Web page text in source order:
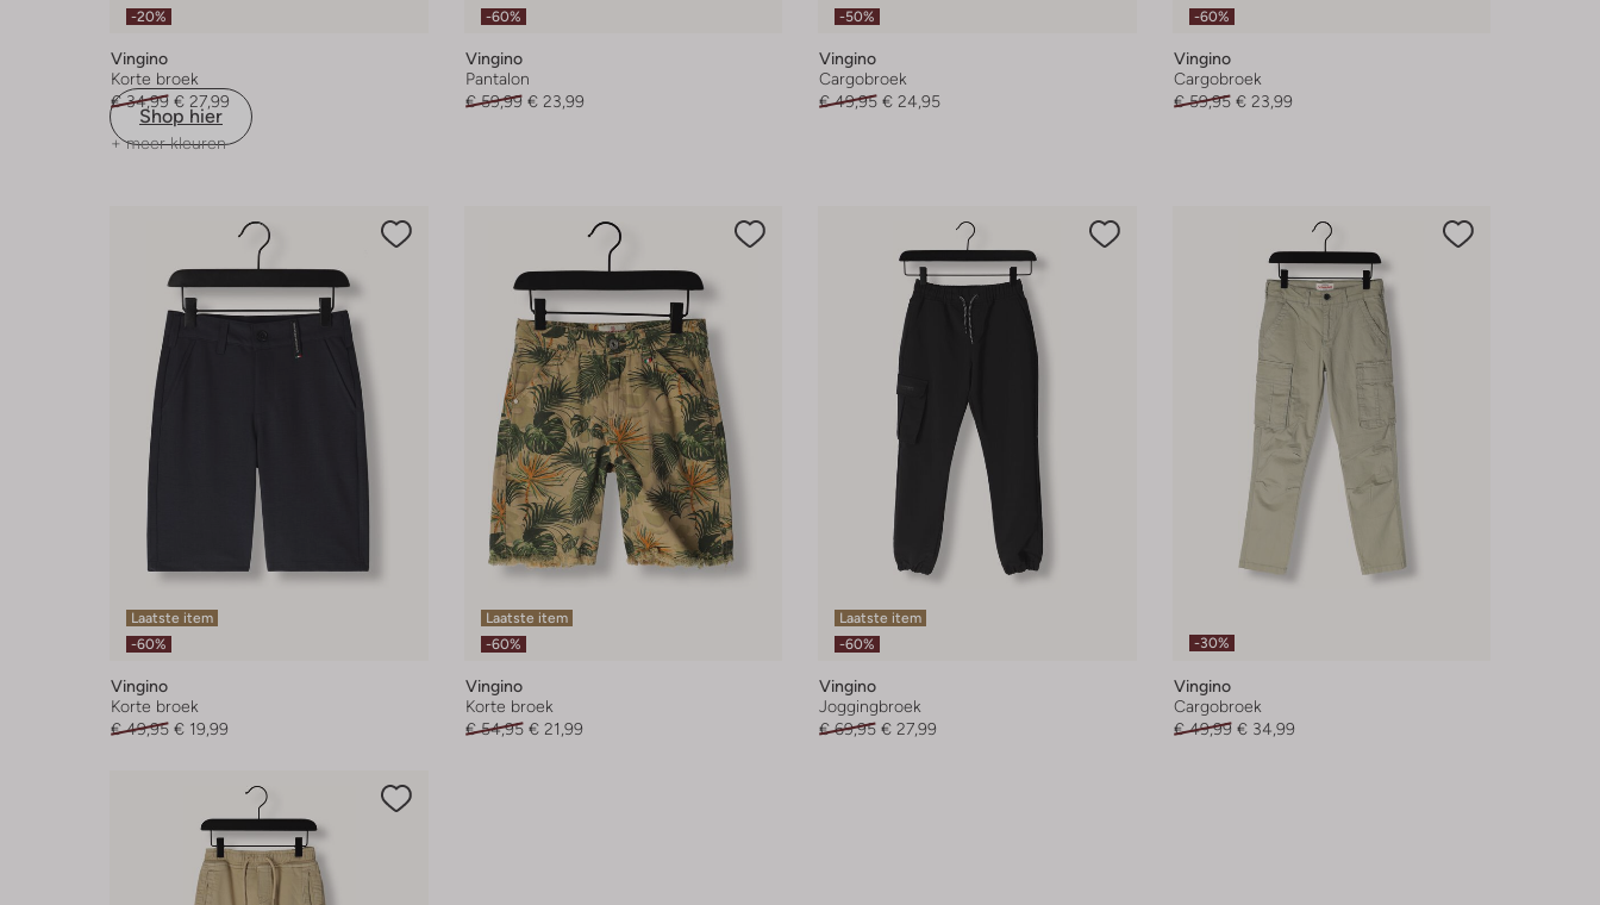
Shop hier
-20%
Vingino
Korte broek
€ 34,99 € 27,99
+ meer kleuren
-60%
Vingino
Pantalon
€ 59,99 € 23,99
-50%
Vingino
Cargobroek
€ 49,95 € 24,95
-60%
Vingino
Cargobroek
€ 59,95 € 23,99
Laatste item
-60%
Vingino
Korte broek
€ 49,95 € 19,99
Laatste item
-60%
Vingino
Korte broek
€ 54,95 € 21,99
Laatste item
-60%
Vingino
Joggingbroek
€ 69,95 € 27,99
-30%
Vingino
Cargobroek
€ 49,99 € 34,99